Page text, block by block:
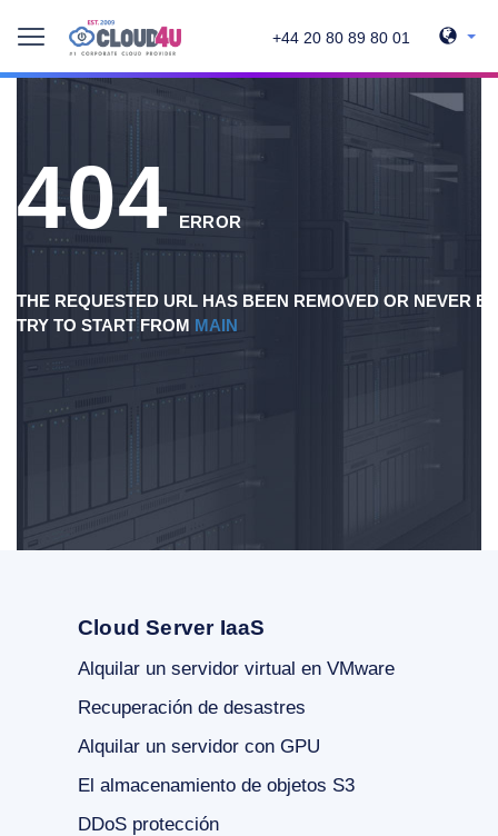
+44 20 80 89 80 01
404 ERROR
THE REQUESTED URL HAS BEEN REMOVED OR NEVER
TRY TO START FROM MAIN
Cloud Server IaaS
Alquilar un servidor virtual en VMware
Recuperación de desastres
Alquilar un servidor con GPU
El almacenamiento de objetos S3
DDoS protección